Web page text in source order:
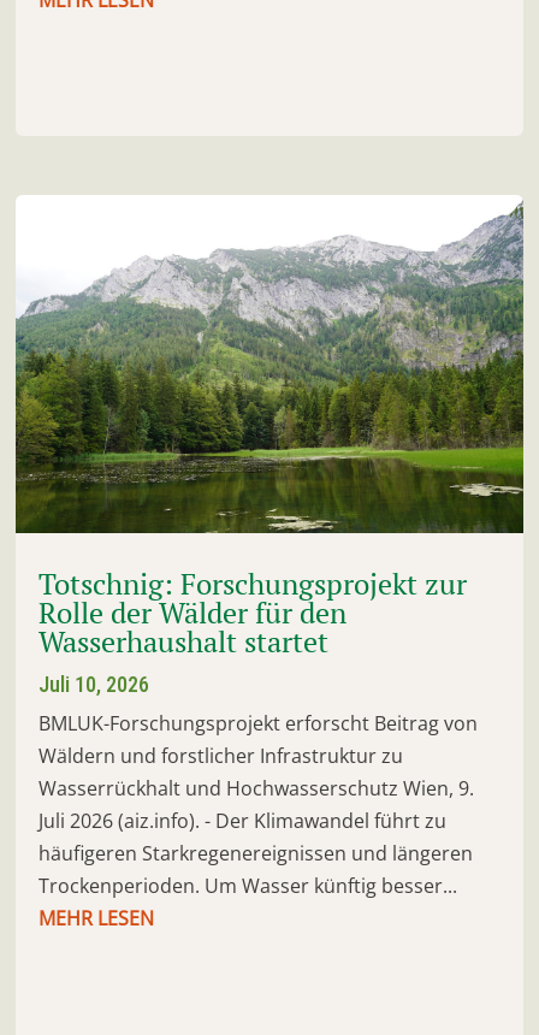
Totschnig: Forschungsprojekt zur
Rolle der Wälder für den
Wasserhaushalt startet
Juli 10, 2026
BMLUK-Forschungsprojekt erforscht Beitrag von
Wäldern und forstlicher Infrastruktur zu
Wasserrückhalt und Hochwasserschutz Wien, 9.
Juli 2026 (aiz.info). - Der Klimawandel führt zu
häufigeren Starkregenereignissen und längeren
Trockenperioden. Um Wasser künftig besser...
MEHR LESEN